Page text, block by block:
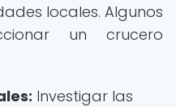
locales. Algunos
un crucero
Investigar las